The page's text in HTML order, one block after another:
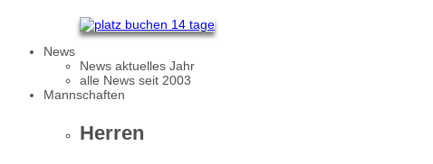
News
News aktuelles Jahr
alle News seit 2003
Mannschaften
Herren